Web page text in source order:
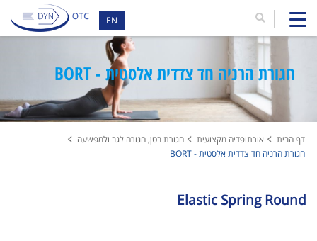
EN
חגורת הרניה חד צדדית אלסטית - BORT
דף הבית אורתופדיה מקצועית
חגורת בטן, חגורה לגב ולמפשעה
חגורת הרניה חד צדדית אלסטית - BORT
Elastic Spring Round